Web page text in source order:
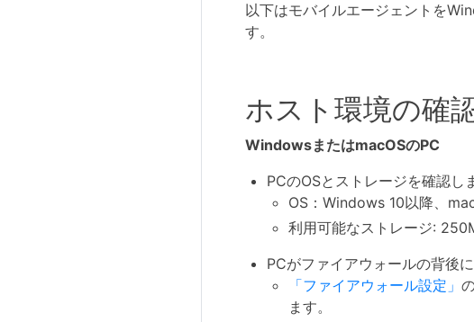
以下はモバイルエージェントを
す。
ホスト環境の確
WindowsまたはmacOSのPC
PCのOSとストレージを確認し
OS：Windows 10以降、
利用可能なストレージ:
PCがファイアウォールの背後
「ファイアウォール設定」
ます。